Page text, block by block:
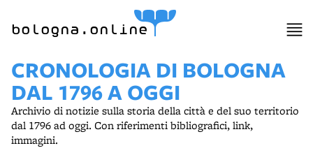
bologna.online
CRONOLOGIA DI BOLOGNA
DAL 1796 A OGGI
Archivio di notizie sulla storia della città e del suo territorio
dal 1796 ad oggi. Con riferimenti bibliografici, link,
immagini.